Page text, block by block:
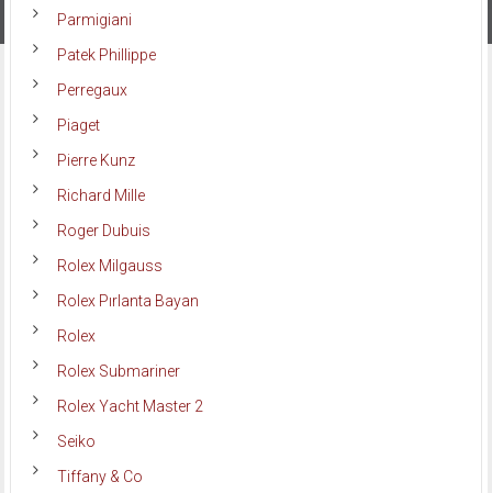
Parmigiani
Patek Phillippe
Perregaux
Piaget
Pierre Kunz
Richard Mille
Roger Dubuis
Rolex Milgauss
Rolex Pırlanta Bayan
Rolex
Rolex Submariner
Rolex Yacht Master 2
Seiko
Tiffany & Co